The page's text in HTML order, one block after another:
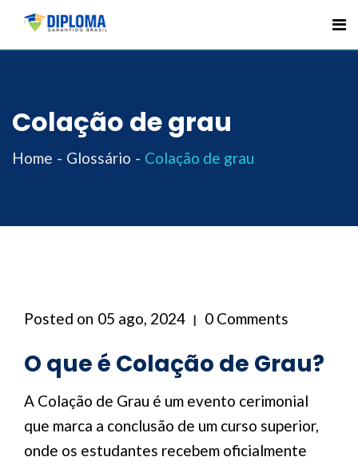
Skip
Colação de grau
Home Glossário Colação de grau
Posted on 05 ago, 2024 0 Comments
O que é Colação de Grau?
A Colação de Grau é um evento cerimonial
que marca a conclusão de um curso superior,
onde os estudantes recebem oficialmente